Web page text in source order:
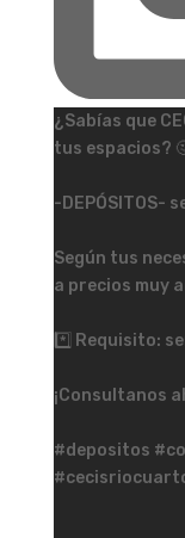
¿Sabías que
tus espacios?
-DEPÓSITOS-
Según tus
a precios muy
*️⃣ Requisito:
¡Consultanos
#depositos